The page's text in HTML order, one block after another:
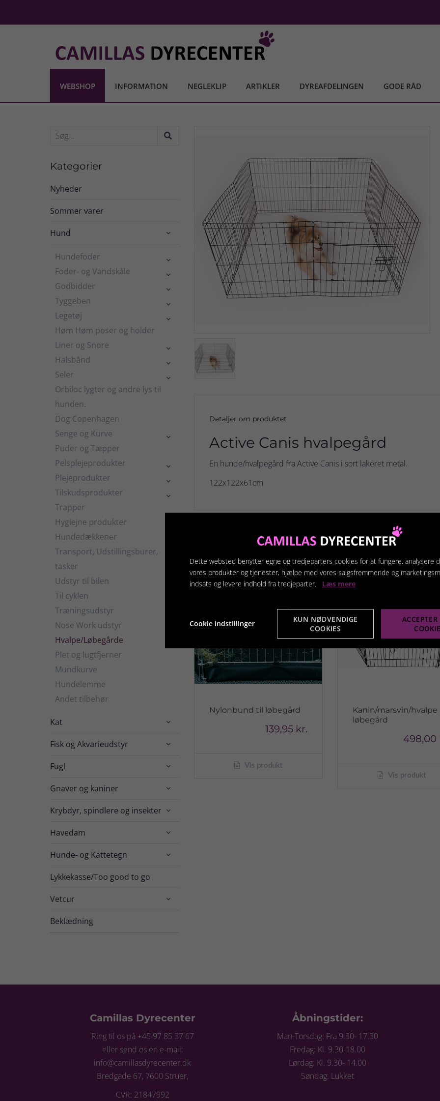
WEBSHOP INFORMATION NEGLEKLIP ARTIKLER DYREAFDELINGEN GODE RÅD
Kategorier
Nyheder
Sommer varer
Hund 
Hundefoder 
Foder- og Vandskåle 
Godbidder 
Tyggeben 
Legetøj 
Høm Høm poser og holder
Liner og Snore

Halsbånd 
Seler 
Orbiloc lygter og andre lys til
hunden.
Dog Copenhagen
Senge og Kurve

Puder og Tæpper
Pelsplejeprodukter

Plejeprodukter 
Tilskudsprodukter 
Trapper
Hygiejne produkter
Hundedækkener
Transport, Udstillingsburer,
tasker
Udstyr til bilen
Til cyklen
Træningsudstyr
Nose Work udstyr
Hvalpe/Løbegårde
Plet og lugtfjerner
Mundkurve
Hundelemme
Andet tilbehør
Kat 
Fisk og Akvarieudstyr 
Fugl 
Gnaver og kaniner 
Krybdyr, spindlere og insekter 
Havedam 
Hunde- og Kattetegn 
Lykkekasse/Too good to go
Vetcur 
Beklædning
Detaljer om produktet
Active Canis hvalpegård
En hunde/hvalpegård fra Active Canis i sort lakeret metal.
122x122x61cm
Relaterede produkter
Nylonbund til løbegård
139,95 kr.
Vis produkt
Kanin/marsvin/hvalpe
løbegård
498,00
Vis produkt
Camillas Dyrecenter
Ring til os på +45 97 85 37 67
eller send os en e-mail:
info@camillasdyrecenter.dk
Bredgade 67, 7600 Struer,
CVR: 21847992
Åbningstider:
Man-Torsdag: Fra 9.30- 17.30
Fredag: Kl. 9.30-18.00
Lørdag: Kl. 9.30- 14.00
Søndag: Lukket
Dette websted benytter egne og tredjeparters cookies for at fungere, analysere
vores produkter og tjenester, hjælpe med vores salgsfremmende og
indsats og levere indhold fra tredjeparter. Læs mere
Cookie indstillinger
KUN NØDVENDIGE
COOKIES